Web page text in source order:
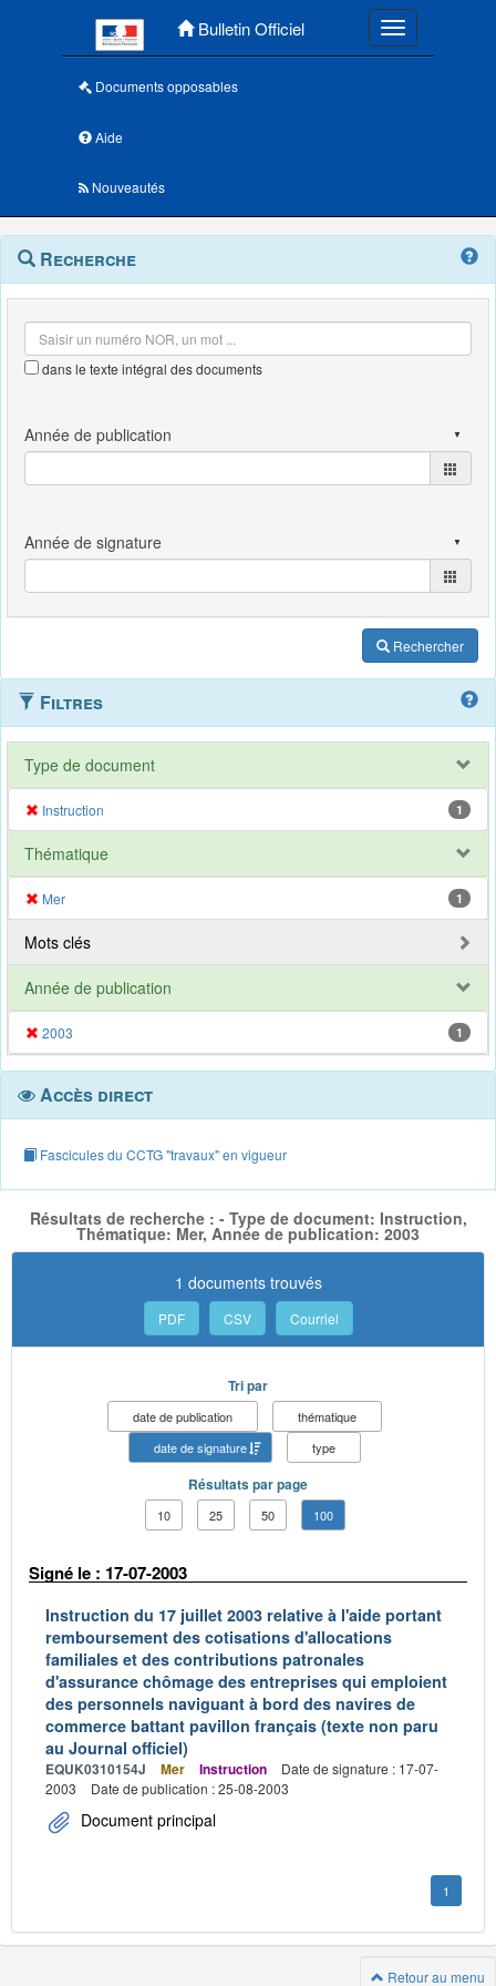
Bulletin Officiel Toggle
Documents opposables
Aide
Nouveautés
Navigation
outils
Menu
contextuel
Recherche
dans le texte intégral des documents
Rechercher
Filtres
Type de document
Instruction 1
Thématique
Mer 1
Mots clés
Année de publication
2003 1
Accès direct
Fascicules du CCTG "travaux" en vigueur
Résultats de recherche : - Type de document: Instruction,
Thématique: Mer, Année de publication: 2003
1 documents trouvés
PDF CSV Courriel
Tri par
date de publication
thématique
date de signature
type
Résultats par page
10 25 50 100
Signé le : 17-07-2003
Instruction du 17 juillet 2003 relative à l'aide portant
remboursement des cotisations d'allocations
familiales et des contributions patronales
d'assurance chômage des entreprises qui emploient
des personnels naviguant à bord des navires de
commerce battant pavillon français (texte non paru
au Journal officiel)
EQUK0310154J Mer Instruction
Date de signature : 17-07-
2003
Date de publication : 25-08-2003
Document principal
1
Retour au menu